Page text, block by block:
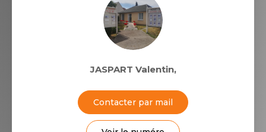
JASPART Valentin,
Contacter par mail